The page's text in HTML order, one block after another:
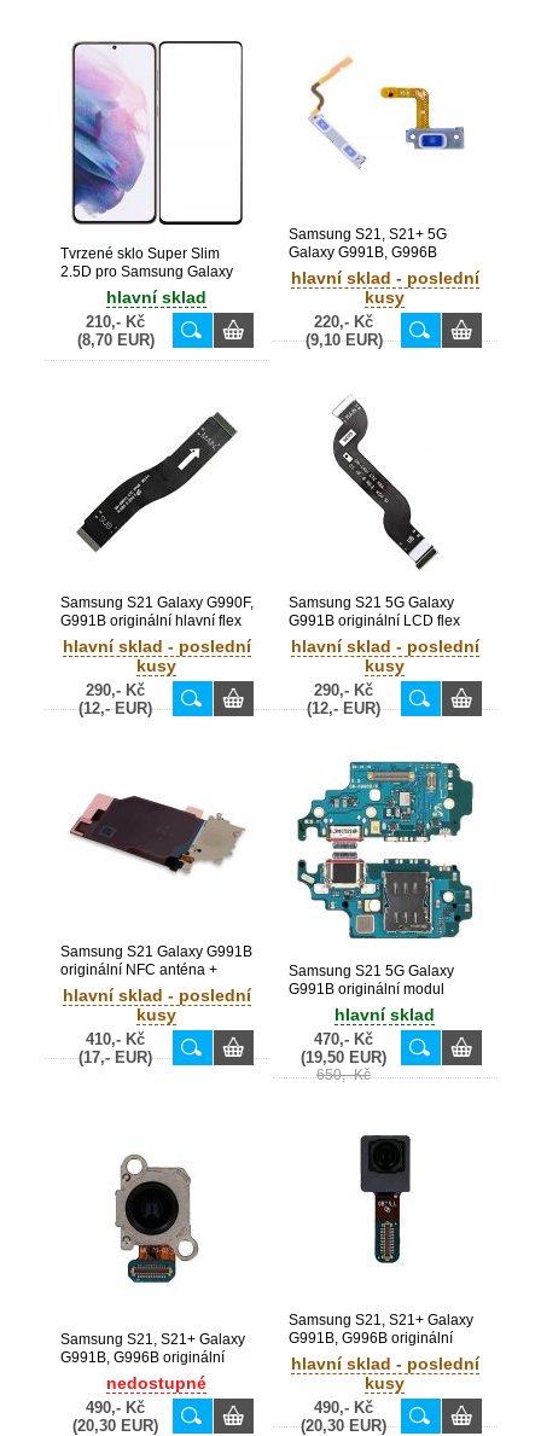
Tvrzené sklo Super Slim
2.5D pro Samsung Galaxy
S21 / G991F, G991B
hlavní sklad
210,- Kč
(8,70 EUR)
Samsung S21, S21+ 5G
Galaxy G991B, G996B
originální flex zapínání On /
Off + flex hlasitosti SET
(Service Pack)
hlavní sklad - poslední
kusy
220,- Kč
(9,10 EUR)
Samsung S21 Galaxy G990F,
G991B originální hlavní flex
(Service pack) - GH59-
15413A
hlavní sklad - poslední
kusy
290,- Kč
(12,- EUR)
Samsung S21 5G Galaxy
G991B originální LCD flex
(Service Pack) - GH59-
15414A
hlavní sklad - poslední
kusy
290,- Kč
(12,- EUR)
Samsung S21 Galaxy G991B
originální NFC anténa +
WPC cívka (Service Pack) -
GH97-25815A
hlavní sklad - poslední
kusy
410,- Kč
(17,- EUR)
Samsung S21 5G Galaxy
G991B originální modul
dobíjení + USB Type-C
konektor + SIM čtečka +
mikrofon (Service Pack) -
GH96-14033A
hlavní sklad
470,- Kč
(19,50 EUR)
650,- Kč
Samsung S21, S21+ Galaxy
G991B, G996B originální
ultra wide zadní kamera
12MP (Service Pack) - GH96-
13963A
nedostupné
490,- Kč
(20,30 EUR)
Samsung S21, S21+ Galaxy
G991B, G996B originální
přední kamera 10MP
(Service Pack) - GH96-
hlavní sklad - poslední
kusy
490,- Kč
(20,30 EUR)